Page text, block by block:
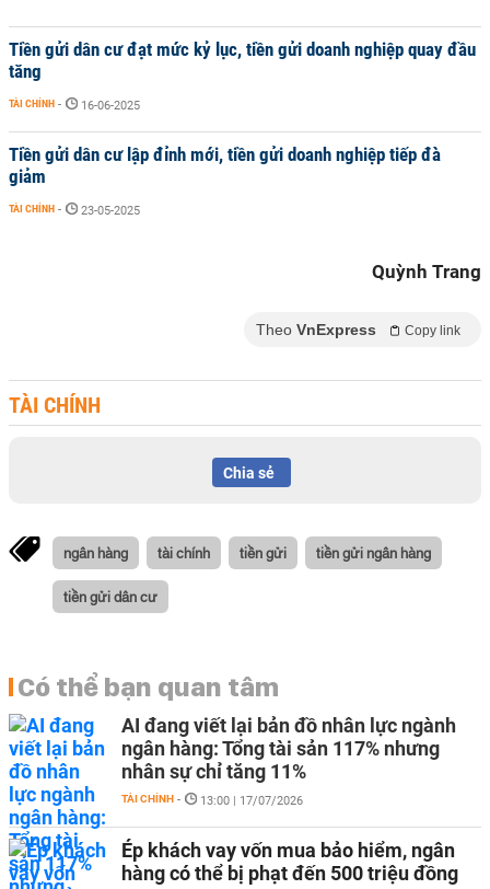
Tiền gửi dân cư đạt mức kỷ lục, tiền gửi doanh nghiệp quay đầu
tăng
TÀI CHÍNH - 16-06-2025
Tiền gửi dân cư lập đỉnh mới, tiền gửi doanh nghiệp tiếp đà
giảm
TÀI CHÍNH - 23-05-2025
Quỳnh Trang
Theo VnExpress Copy link
TÀI CHÍNH
Chia sẻ
ngân hàng tài chính tiền gửi tiền gửi ngân hàng
tiền gửi dân cư
Có thể bạn quan tâm
AI đang viết lại bản đồ nhân lực ngành
ngân hàng: Tổng tài sản 117% nhưng
nhân sự chỉ tăng 11%
TÀI CHÍNH - 13:00 | 17/07/2026
Ép khách vay vốn mua bảo hiểm, ngân
hàng có thể bị phạt đến 500 triệu đồng